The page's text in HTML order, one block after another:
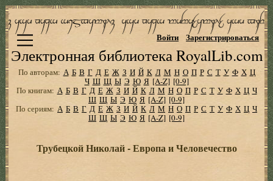
Электронная библиотека RoyalLib.com
Войти Зарегистрироваться
По авторам: А Б В Г Д Е Ж З И Й К Л М Н О П Р С Т У Ф Х Ц
Ч Ш Щ Ы Э Ю Я [A-Z] [0-9]
По книгам: А Б В Г Д Е Ж З И Й К Л М Н О П Р С Т У Ф Х Ц Ч
Ш Щ Ы Э Ю Я [A-Z] [0-9]
По сериям: А Б В Г Д Е Ж З И Й К Л М Н О П Р С Т У Ф Х Ц Ч
Ш Щ Ы Э Ю Я [A-Z] [0-9]
Трубецкой Николай - Европа и Человечество